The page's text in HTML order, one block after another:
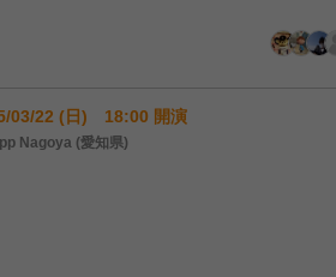
03/22 (日) 18:00 開演
Nagoya (愛知県)